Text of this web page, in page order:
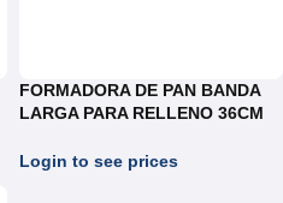
FORMADORA DE PAN BANDA
LARGA PARA RELLENO 36CM
Login to see prices